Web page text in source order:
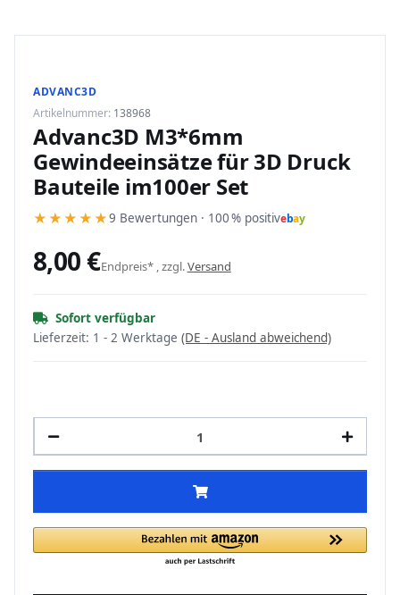
Advanc3D M3*6mm
Gewindeeinsätze für 3D Druck
Bauteile im100er Set
★ ★ ★ ★ ★9 Bewertungen · 100 % positivebay
Artikelnummer: 138968
ADVANC3D
8,00 €Endpreis* , zzgl.Versand
Sofort verfügbar
Lieferzeit: 1 - 2 Werktage (DE - Ausland abweichend)